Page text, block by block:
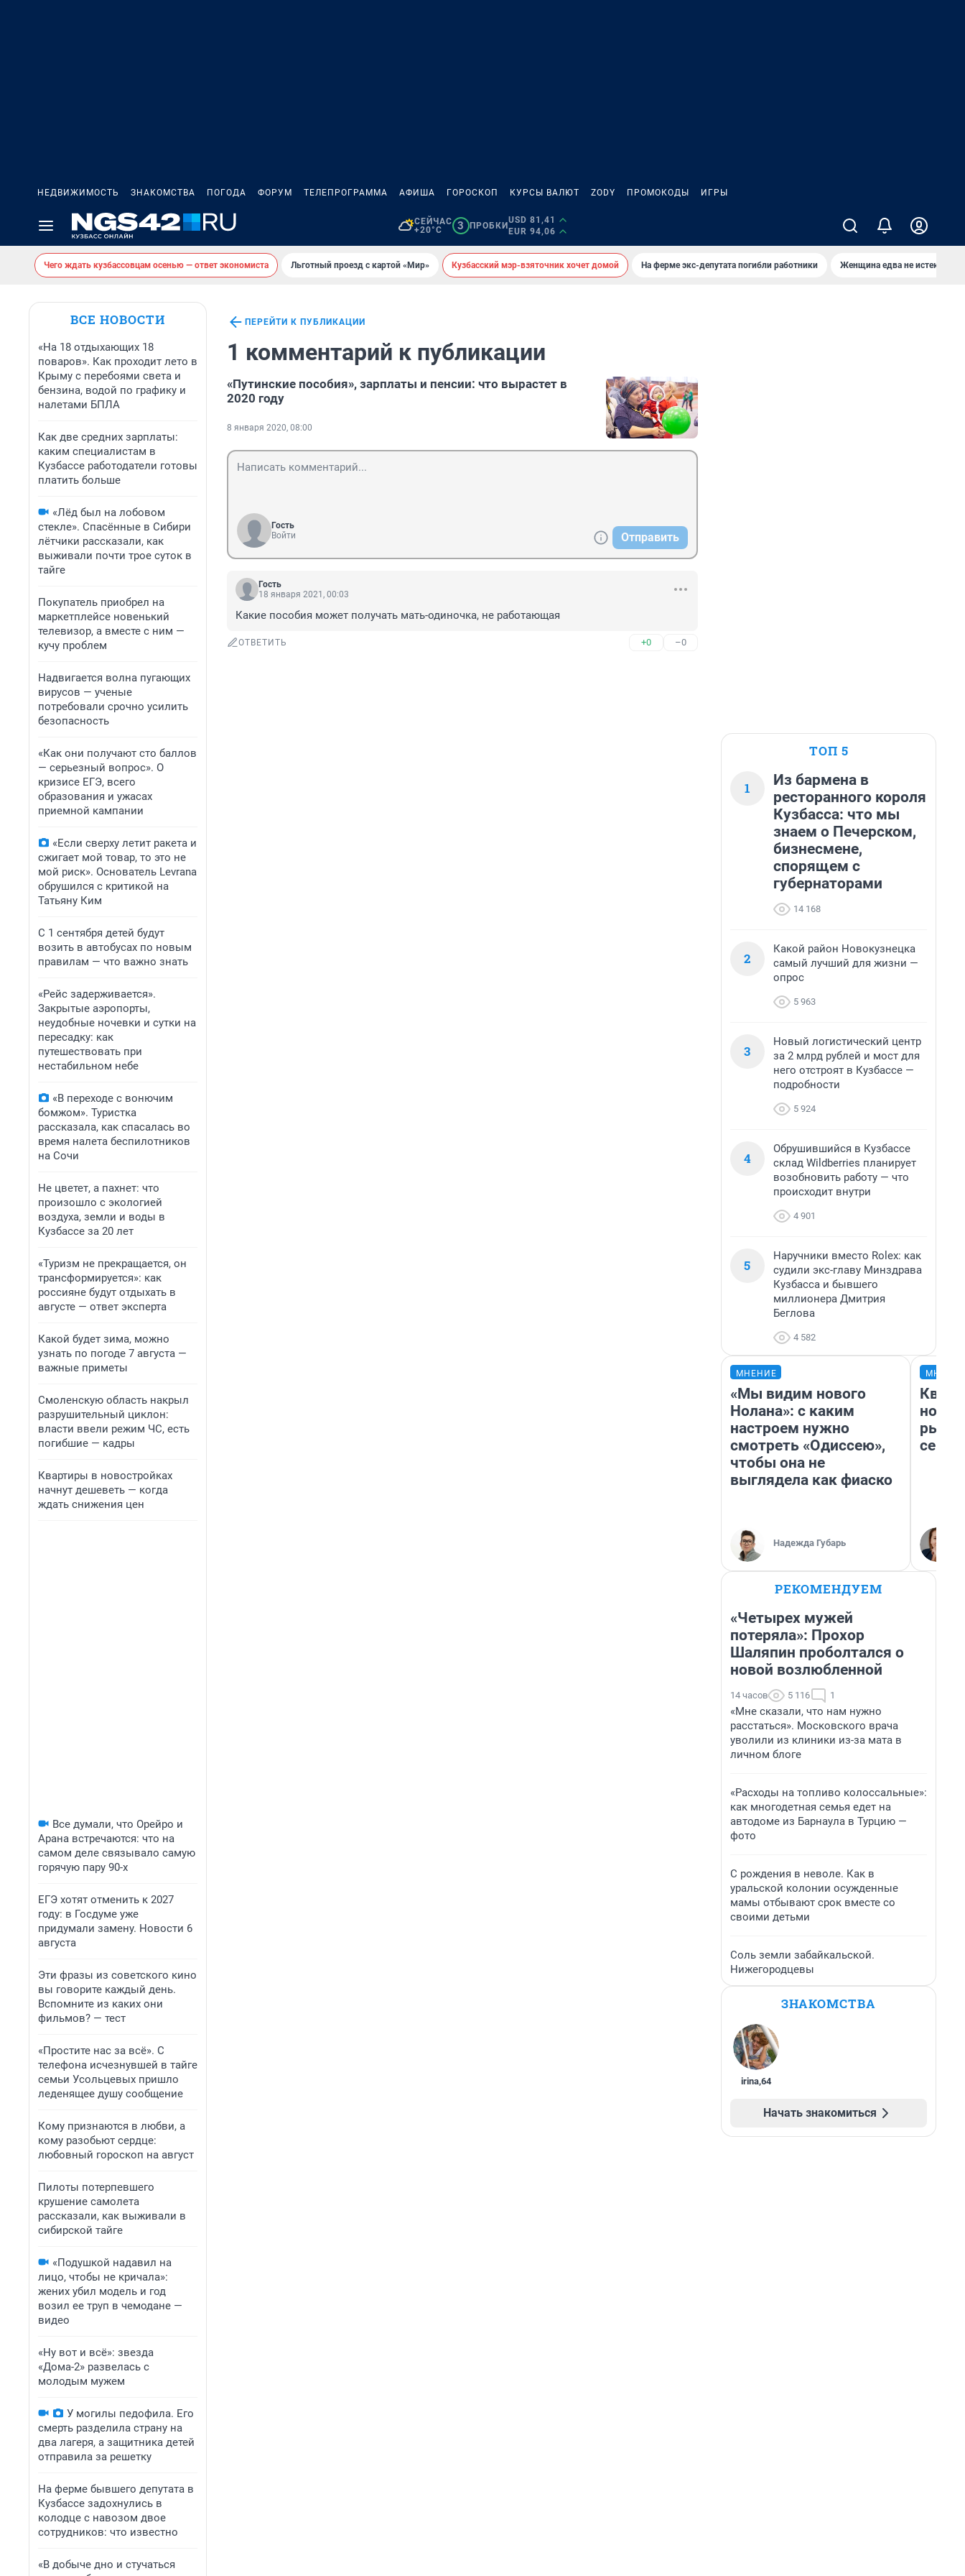
НЕДВИЖИМОСТЬ ЗНАКОМСТВА ПОГОДА ФОРУМ ТЕЛЕПРОГРАММА АФИША ГОРОСКОП КУРСЫ ВАЛЮТ ZODY ПРОМОКОДЫ ИГРЫ
СЕЙЧАС
+20°C
3 ПРОБКИ
USD 81,41
EUR 94,06
Чего ждать кузбассовцам осенью — ответ экономиста Льготный проезд с картой «Мир» Кузбасский мэр-взяточник хочет домой На ферме экс-депутата погибли работники Женщина едва не истекла
ВСЕ НОВОСТИ
«На 18 отдыхающих 18
поваров». Как проходит лето в
Крыму с перебоями света и
бензина, водой по графику и
налетами БПЛА
Как две средних зарплаты:
каким специалистам в
Кузбассе работодатели готовы
платить больше
«Лёд был на лобовом
стекле». Спасённые в Сибири
лётчики рассказали, как
выживали почти трое суток в
тайге
Покупатель приобрел на
маркетплейсе новенький
телевизор, а вместе с ним —
кучу проблем
Надвигается волна пугающих
вирусов — ученые
потребовали срочно усилить
безопасность
«Как они получают сто баллов
— серьезный вопрос». О
кризисе ЕГЭ, всего
образования и ужасах
приемной кампании
«Если сверху летит ракета и
сжигает мой товар, то это не
мой риск». Основатель Levrana
обрушился с критикой на
Татьяну Ким
С 1 сентября детей будут
возить в автобусах по новым
правилам — что важно знать
«Рейс задерживается».
Закрытые аэропорты,
неудобные ночевки и сутки на
пересадку: как
путешествовать при
нестабильном небе
«В переходе с вонючим
бомжом». Туристка
рассказала, как спасалась во
время налета беспилотников
на Сочи
Не цветет, а пахнет: что
произошло с экологией
воздуха, земли и воды в
Кузбассе за 20 лет
«Туризм не прекращается, он
трансформируется»: как
россияне будут отдыхать в
августе — ответ эксперта
Какой будет зима, можно
узнать по погоде 7 августа —
важные приметы
Смоленскую область накрыл
разрушительный циклон:
власти ввели режим ЧС, есть
погибшие — кадры
Квартиры в новостройках
начнут дешеветь — когда
ждать снижения цен
Все думали, что Орейро и
Арана встречаются: что на
самом деле связывало самую
горячую пару 90-х
ЕГЭ хотят отменить к 2027
году: в Госдуме уже
придумали замену. Новости 6
августа
Эти фразы из советского кино
вы говорите каждый день.
Вспомните из каких они
фильмов? — тест
«Простите нас за всё». С
телефона исчезнувшей в тайге
семьи Усольцевых пришло
леденящее душу сообщение
Кому признаются в любви, а
кому разобьют сердце:
любовный гороскоп на август
Пилоты потерпевшего
крушение самолета
рассказали, как выживали в
сибирской тайге
«Подушкой надавил на
лицо, чтобы не кричала»:
жених убил модель и год
возил ее труп в чемодане —
видео
«Ну вот и всё»: звезда
«Дома-2» развелась с
молодым мужем
У могилы педофила. Его
смерть разделила страну на
два лагеря, а защитника детей
отправила за решетку
На ферме бывшего депутата в
Кузбассе задохнулись в
колодце с навозом двое
сотрудников: что известно
«В добыче дно и стучаться
ПЕРЕЙТИ К ПУБЛИКАЦИИ
1 комментарий к публикации
«Путинские пособия», зарплаты и пенсии: что вырастет в
2020 году
8 января 2020, 08:00
Гость
Войти
Отправить
Гость
18 января 2021, 00:03
Какие пособия может получать мать-одиночка, не работающая
ОТВЕТИТЬ +0 –0
ТОП 5
1
Из бармена в
ресторанного короля
Кузбасса: что мы
знаем о Печерском,
бизнесмене,
спорящем с
губернаторами
14 168
2
Какой район Новокузнецка
самый лучший для жизни —
опрос
5 963
3
Новый логистический центр
за 2 млрд рублей и мост для
него отстроят в Кузбассе —
подробности
5 924
4
Обрушившийся в Кузбассе
склад Wildberries планирует
возобновить работу — что
происходит внутри
4 901
5
Наручники вместо Rolex: как
судили экс-главу Минздрава
Кузбасса и бывшего
миллионера Дмитрия
Беглова
4 582
МНЕНИЕ
«Мы видим нового
Нолана»: с каким
настроем нужно
смотреть «Одиссею»,
чтобы она не
выглядела как фиаско
Надежда Губарь
но
РЕКОМЕНДУЕМ
«Четырех мужей
потеряла»: Прохор
Шаляпин проболтался о
новой возлюбленной
14 часов 5 116 1
«Мне сказали, что нам нужно
расстаться». Московского врача
уволили из клиники из-за мата в
личном блоге
«Расходы на топливо колоссальные»:
как многодетная семья едет на
автодоме из Барнаула в Турцию —
фото
С рождения в неволе. Как в
уральской колонии осужденные
мамы отбывают срок вместе со
своими детьми
Соль земли забайкальской.
Нижегородцевы
ЗНАКОМСТВА
irina,64
Начать знакомиться